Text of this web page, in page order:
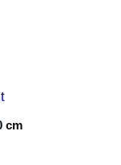
cm